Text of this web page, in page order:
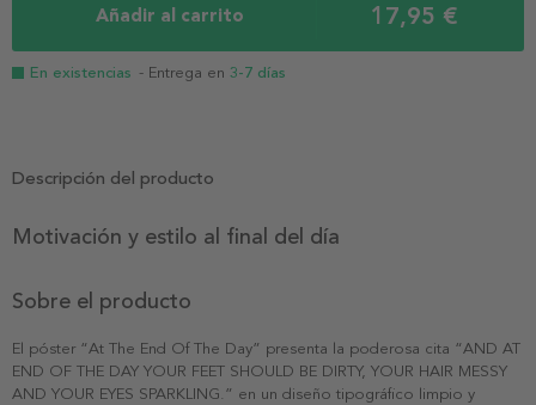
Añadir al carrito 17,95 €
En existencias - Entrega en 3-7 días
Descripción del producto
Motivación y estilo al final del día
Sobre el producto
El póster “At The End Of The Day” presenta la poderosa cita “AND AT
END OF THE DAY YOUR FEET SHOULD BE DIRTY, YOUR HAIR MESSY
AND YOUR EYES SPARKLING.” en un diseño tipográfico limpio y